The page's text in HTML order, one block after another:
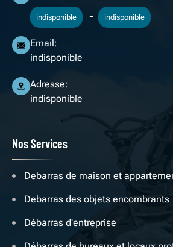
indisponible - indisponible
Email:
indisponible
Adresse:
indisponible
Nos Services
Debarras de maison et
Debarras des objets encombrants
Débarras d'entreprise